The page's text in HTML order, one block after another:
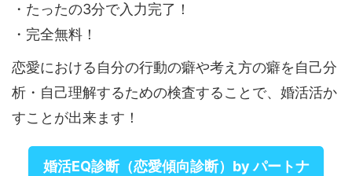
・たったの3分で入力完了！
・完全無料！
恋愛における自分の行動の癖や考え方の癖を自己分
析・自己理解するための検査することで、婚活活か
すことが出来ます！
婚活EQ診断（恋愛傾向診断）by パートナ